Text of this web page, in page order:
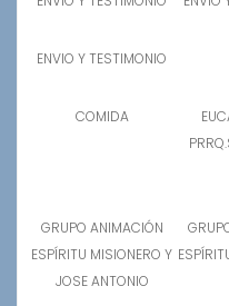
ENVIO Y TESTIMONIO
COMIDA
GRUPO ANIMACIÓN
ESPÍRITU MISIONERO Y
JOSE ANTONIO